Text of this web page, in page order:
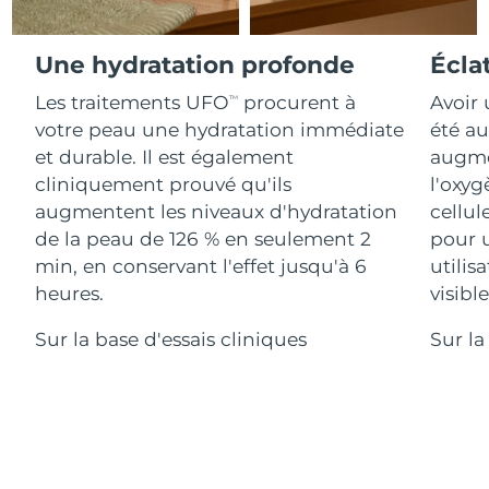
Une hydratation profonde
Les traitements UFOTM
procurent à
votre peau une hydratation immédiate
et durable. Il est également
cliniquement prouvé qu'ils
augmentent les niveaux d'hydratation
de la peau de 126 % en seulement 2
min, en conservant l'effet jusqu'à 6
heures.
Sur la base d'essais cliniques
Avoir
été
pour
Sur
For healthy hair
18% PAP
Cosmétiques Hommes
Acheter tout
FOREO APP
À PROPROS
Israël Livraison estimée
Italie Livraison estimée 10/08/26
Japon Livraison estimée13/08/26
Jersey Livraison estimée 15/08/26
Kazakhstan Livraison estimée 12/08/26
Koweït Livraison estimée 10/08/26
Lettonie Livraison estimée 10/08/26